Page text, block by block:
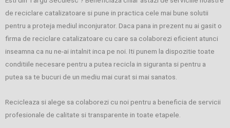
de reciclare catalizatoare si pune in practica cele mai bune solutii
pentru a proteja mediul inconjurator. Daca pana in prezent nu ai gasit o
firma de reciclare catalizatoare cu care sa colaborezi eficient atunci
inseamna ca nu ne-ai intalnit inca pe noi. Iti punem la dispozitie toate
conditiile necesare pentru a putea recicla in siguranta si pentru a
putea sa te bucuri de un mediu mai curat si mai sanatos.
Recicleaza si alege sa colaborezi cu noi pentru a beneficia de servicii
profesionale de calitate si transparente in toate etapele.